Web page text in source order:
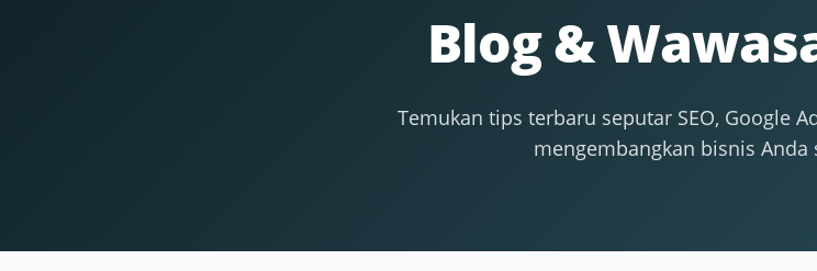
Blog &
Temukan tips terbaru seputar SEO, Google
mengembangkan bisnis Anda